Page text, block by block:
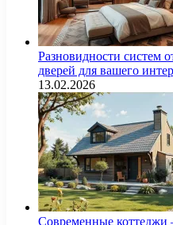
Разновидности систем
дверей для вашего
13.02.2026
Современные коттеджи